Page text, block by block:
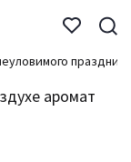
аромат